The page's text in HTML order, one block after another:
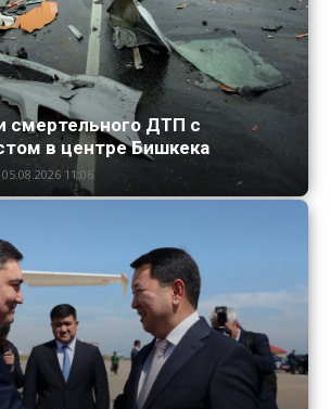
смертельного ДТП с
в центре Бишкека
05.08.2026 11:06